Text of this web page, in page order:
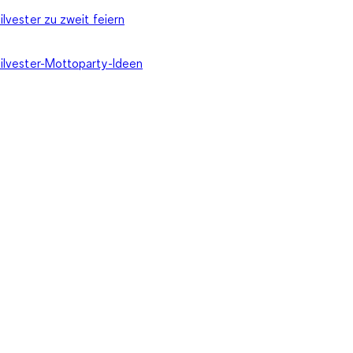
zu zweit feiern
Mottoparty-Ideen